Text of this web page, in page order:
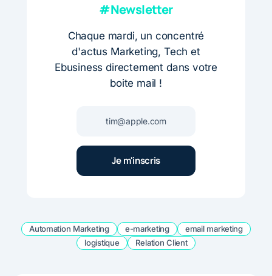
#Newsletter
Chaque mardi, un concentré
d'actus Marketing, Tech et
Ebusiness directement dans votre
boite mail !
Automation Marketing e-marketing
email marketing
logistique
Relation Client